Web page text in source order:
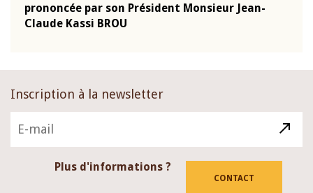
prononcée par son Président Monsieur Jean-
Claude Kassi BROU
Inscription à la newsletter
Plus d'informations ?
CONTACT